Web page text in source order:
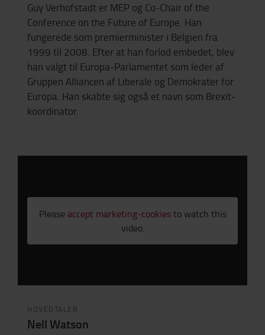
Guy Verhofstadt er MEP og Co-Chair of the
Conference on the Future of Europe. Han
fungerede som premierminister i Belgien fra
1999 til 2008. Efter at han forlod embedet, blev
han valgt til Europa-Parlamentet som leder af
Gruppen Alliancen af ​​Liberale og Demokrater for
Europa. Han skabte sig også et navn som Brexit-
koordinator.
Please accept marketing-cookiesto watch this
video.
HOVEDTALER
Nell Watson